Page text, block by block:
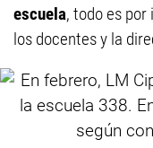
escuela, todo es
los docentes y la